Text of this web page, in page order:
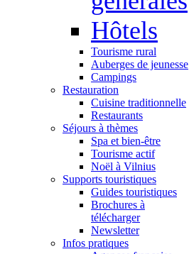
Hôtels
Tourisme rural
Auberges de jeunesse
Campings
Restauration
Cuisine traditionnelle
Restaurants
Séjours à thèmes
Spa et bien-être
Tourisme actif
Noël à Vilnius
Supports touristiques
Guides touristiques
Brochures à
télécharger
Newsletter
Infos pratiques